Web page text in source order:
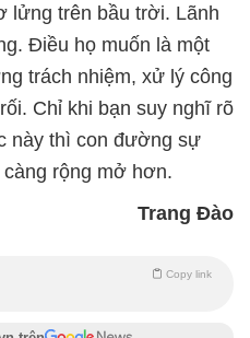
lửng trên bầu trời. Lãnh
Điều họ muốn là một
trách nhiệm, xử lý công
Chỉ khi bạn suy nghĩ rõ
này thì con đường sự
rộng mở hơn.
Trang Đào
Copy link